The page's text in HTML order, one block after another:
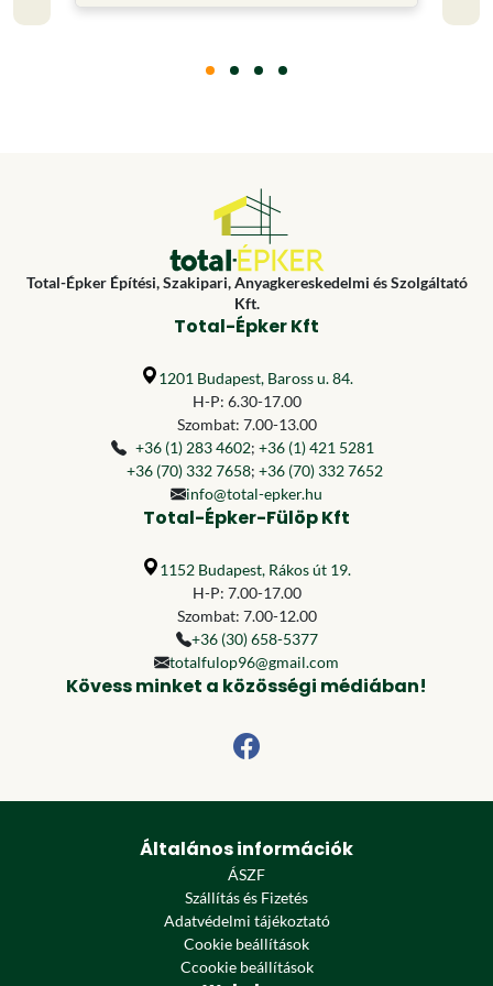
Total-Épker Építési, Szakipari, Anyagkereskedelmi és Szolgáltató
Kft.
Total-Épker Kft
1201 Budapest, Baross u. 84.
H-P: 6.30-17.00
Szombat: 7.00-13.00
+36 (1) 283 4602; +36 (1) 421 5281
+36 (70) 332 7658; +36 (70) 332 7652
info@total-epker.hu
Total-Épker-Fülöp Kft
1152 Budapest, Rákos út 19.
H-P: 7.00-17.00
Szombat: 7.00-12.00
+36 (30) 658-5377
totalfulop96@gmail.com
Kövess minket a közösségi médiában!
Általános információk
ÁSZF
Szállítás és Fizetés
Adatvédelmi tájékoztató
Cookie beállítások
Ccookie beállítások